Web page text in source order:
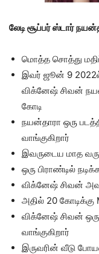
லேடி சூப்பர் ஸ்டார்
மொத்த சொத்து
இவர் ஜூன் 9
விக்னேஷ் சிவன்
கோடி
நயன்தாரா ஒரு
வாங்குகிறார்
இவருடைய மாத
ஒரு பிராண்டில்
விக்னேஷ் சிவன்
அதில் 20 கோடிக்கு
விக்னேஷ் சிவன்
வாங்குகிறார்
இருவரின் வீடு